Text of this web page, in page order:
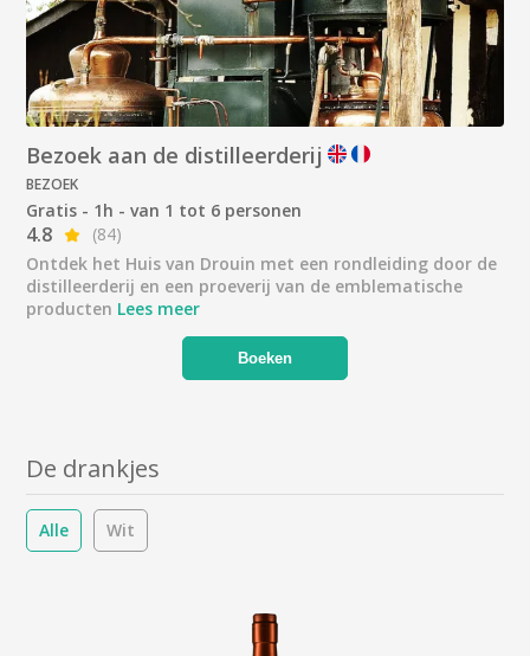
Bezoek aan de distilleerderij
BEZOEK
Gratis - 1h - van 1 tot 6 personen
4.8
(84)
Ontdek het Huis van Drouin met een rondleiding door de
distilleerderij en een proeverij van de emblematische
producten Lees meer
Boeken
De drankjes
Alle Wit